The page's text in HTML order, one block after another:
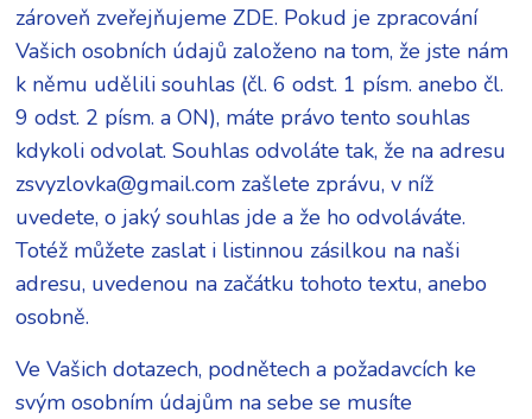
zároveň zveřejňujeme ZDE. Pokud je zpracování
Vašich osobních údajů založeno na tom, že jste nám
k němu udělili souhlas (čl. 6 odst. 1 písm. anebo čl.
9 odst. 2 písm. a ON), máte právo tento souhlas
kdykoli odvolat. Souhlas odvoláte tak, že na adresu
zsvyzlovka@gmail.com zašlete zprávu, v níž
uvedete, o jaký souhlas jde a že ho odvoláváte.
Totéž můžete zaslat i listinnou zásilkou na naši
adresu, uvedenou na začátku tohoto textu, anebo
osobně.
Ve Vašich dotazech, podnětech a požadavcích ke
svým osobním údajům na sebe se musíte